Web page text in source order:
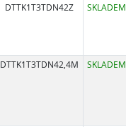
DTTK1T3TDN42Z SKLADEM
DTTK1T3TDN42,4M SKLADEM